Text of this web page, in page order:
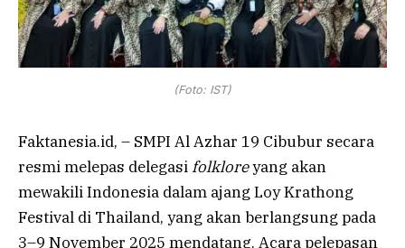
(Foto: IST)
Faktanesia.id, – SMPI Al Azhar 19 Cibubur secara
resmi melepas delegasifolkloreyang akan
mewakili Indonesia dalam ajang Loy Krathong
Festival di Thailand, yang akan berlangsung pada
3–9 November 2025 mendatang. Acara pelepasan